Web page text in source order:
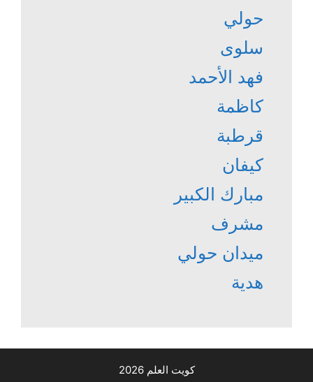
حولي
سلوى
فهد الأحمد
كاظمة
قرطبة
كيفان
مبارك الكبير
مشرف
ميدان حولي
هدية
كويت العلم 2026